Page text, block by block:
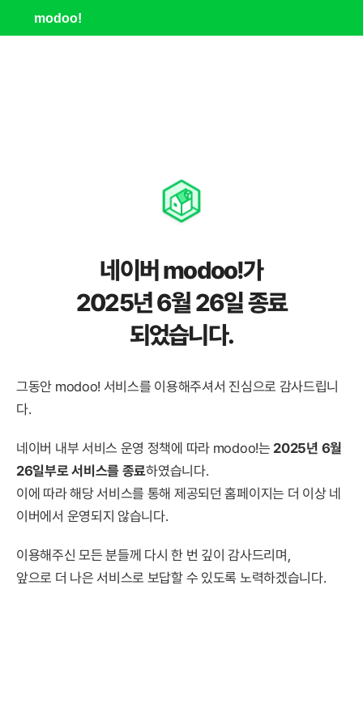
modoo!
네이버 modoo!가
2025년 6월 26일 종료
되었습니다.
그동안 modoo! 서비스를 이용해주셔서 진심으로 감사드립니
다.
네이버 내부 서비스 운영 정책에 따라 modoo!는 2025년 6월
26일부로 서비스를 종료하였습니다.
이에 따라 해당 서비스를 통해 제공되던 홈페이지는 더 이상 네
이버에서 운영되지 않습니다.
이용해주신 모든 분들께 다시 한 번 깊이 감사드리며,
앞으로 더 나은 서비스로 보답할 수 있도록 노력하겠습니다.